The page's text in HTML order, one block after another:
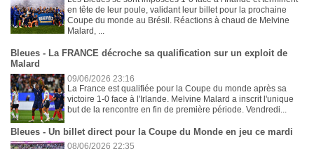
en tête de leur poule, validant leur billet pour la prochaine
Coupe du monde au Brésil. Réactions à chaud de Melvine
Malard, ...
Bleues - La FRANCE décroche sa qualification sur un exploit de
Malard
09/06/2026 23:16
La France est qualifiée pour la Coupe du monde après sa
victoire 1-0 face à l'Irlande. Melvine Malard a inscrit l'unique
but de la rencontre en fin de première période. Vendredi...
Bleues - Un billet direct pour la Coupe du Monde en jeu ce mardi
08/06/2026 22:35